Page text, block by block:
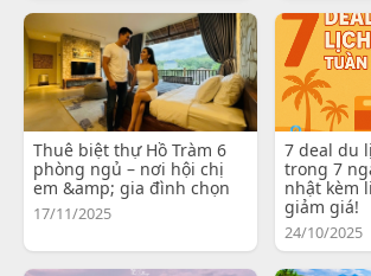
Thuê biệt thự Hồ Tràm 6
phòng ngủ – nơi hội chị
em &amp; gia đình chọn
17/11/2025
7 deal du
trong 7
nhật kèm
giảm giá!
24/10/2025